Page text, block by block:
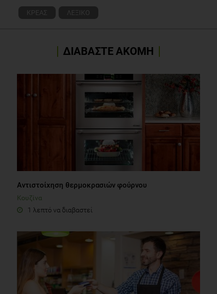
ΚΡΕΑΣ ΛΕΞΙΚΟ
ΔΙΑΒΑΣΤΕ ΑΚΟΜΗ
Αντιστοίχηση θερμοκρασιών φούρνου
Κουζίνα
1 λεπτό να διαβαστεί